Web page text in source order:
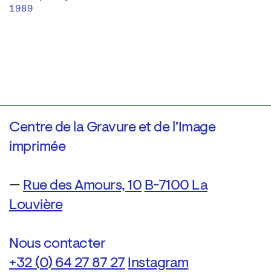
1989
Centre de la Gravure et de l’Image
imprimée
— Rue des Amours, 10 B-7100 La
Louvière
Nous contacter
+32 (0) 64 27 87 27 Instagram